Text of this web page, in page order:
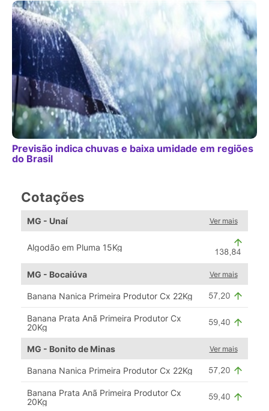
Previsão indica chuvas e baixa umidade em regiões
do Brasil
Cotações
MG - Unaí Ver mais
Algodão em Pluma 15Kg
MG - Bocaiúva Ver mais
Banana Nanica Primeira Produtor Cx 22Kg
Banana Prata Anã Primeira Produtor Cx
20Kg
MG - Bonito de Minas Ver mais
Banana Nanica Primeira Produtor Cx 22Kg
Banana Prata Anã Primeira Produtor Cx
20Kg